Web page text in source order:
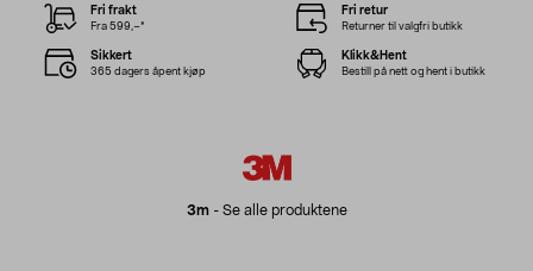
3m- Se alle produktene
Fri frakt
Fra 599,–*
Fri retur
Returner til valgfri butikk
Sikkert
365 dagers åpent kjøp
Klikk&Hent
Bestill på nett og hent i butikk